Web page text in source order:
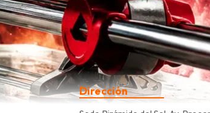
Dirección